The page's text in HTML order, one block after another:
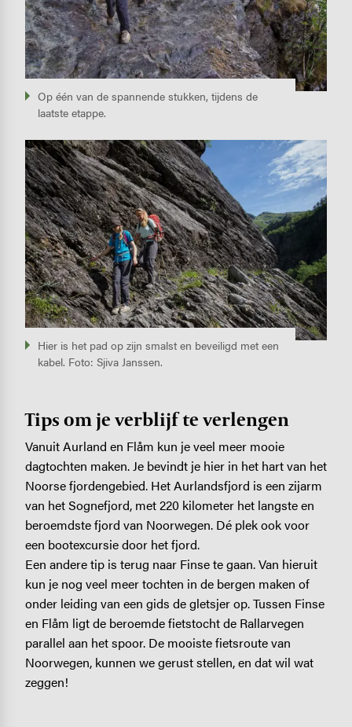
Op één van de spannende stukken, tijdens de
laatste etappe.
Image
Hier is het pad op zijn smalst en beveiligd met een
kabel. Foto: Sjiva Janssen.
Tips om je verblijf te verlengen
Vanuit Aurland en Flåm kun je veel meer mooie
dagtochten maken. Je bevindt je hier in het hart van het
Noorse fjordengebied. Het Aurlandsfjord is een zijarm
van het Sognefjord, met 220 kilometer het langste en
beroemdste fjord van Noorwegen. Dé plek ook voor
een bootexcursie door het fjord.
Een andere tip is terug naar Finse te gaan. Van hieruit
kun je nog veel meer tochten in de bergen maken of
onder leiding van een gids de gletsjer op. Tussen Finse
en Flåm ligt de beroemde fietstocht de Rallarvegen
parallel aan het spoor. De mooiste fietsroute van
Noorwegen, kunnen we gerust stellen, en dat wil wat
zeggen!